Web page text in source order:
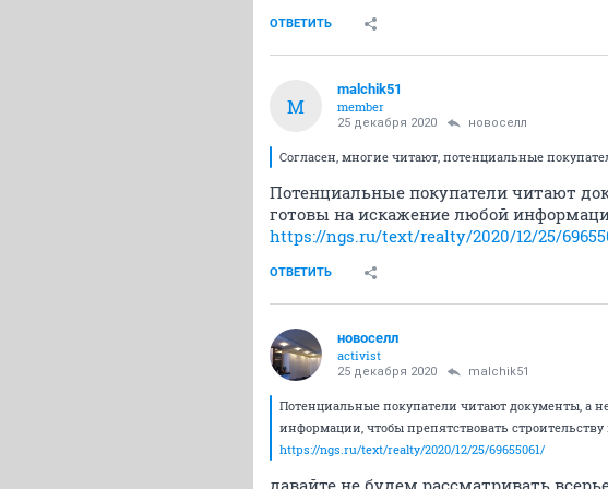
ОТВЕТИТЬ
M
malchik51
member
25 декабря 2020 новоселл
Согласен, многие читают, потенциальные
Потенциальные покупатели читают
готовы на искажение любой
https://ngs.ru/text/realty/2020/12/25/
ОТВЕТИТЬ
новоселл
activist
25 декабря 2020 malchik51
Потенциальные покупатели читают документы, а
информации, чтобы препятствовать строительству
https://ngs.ru/text/realty/2020/12/25/69655061/
давайте не будем рассматривать